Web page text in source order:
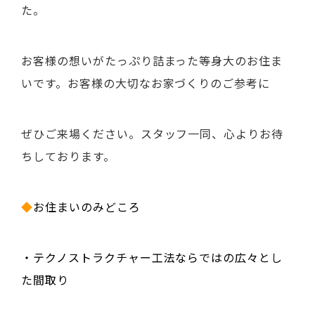
た。
お客様の想いがたっぷり詰まった等身大のお住ま
いです。お客様の大切なお家づくりのご参考に
ぜひご来場ください。スタッフ一同、心よりお待
ちしております。
◆お住まいのみどころ
・テクノストラクチャー工法ならではの広々とし
た間取り